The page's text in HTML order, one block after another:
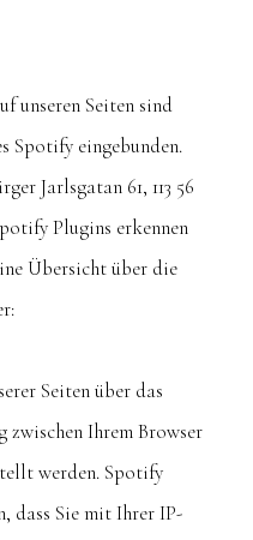
unseren Seiten sind
Spotify eingebunden.
Jarlsgatan 61, 113 56
Plugins erkennen
Übersicht über die
Seiten über das
Ihrem Browser
werden. Spotify
dass Sie mit Ihrer IP-